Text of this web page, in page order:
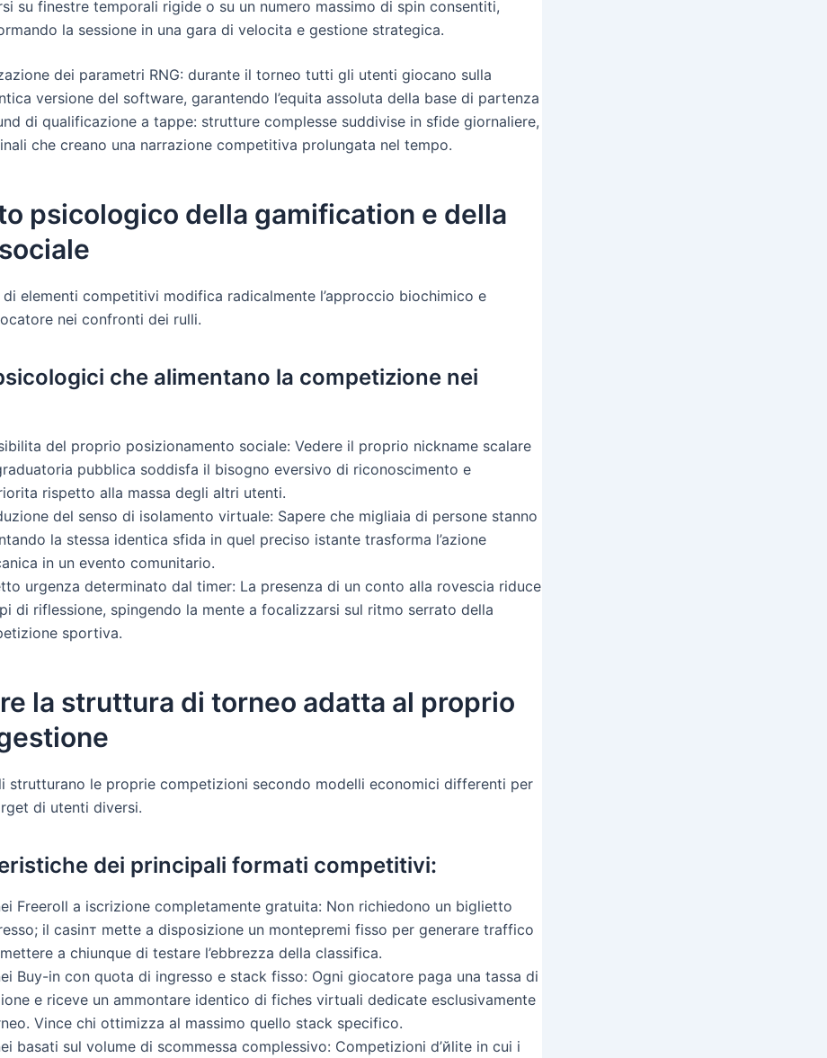
su finestre temporali rigide o su un numero massimo di spin consentiti,
la sessione in una gara di velocitа e gestione strategica.
dei parametri RNG: durante il torneo tutti gli utenti giocano sulla
versione del software, garantendo l’equitа assoluta della base di partenza
di qualificazione a tappe: strutture complesse suddivise in sfide giornaliere,
che creano una narrazione competitiva prolungata nel tempo.
psicologico della gamification e della
di elementi competitivi modifica radicalmente l’approccio biochimico e
nei confronti dei rulli.
che alimentano la competizione nei
del proprio posizionamento sociale: Vedere il proprio nickname scalare
pubblica soddisfa il bisogno eversivo di riconoscimento e
rispetto alla massa degli altri utenti.
del senso di isolamento virtuale: Sapere che migliaia di persone stanno
la stessa identica sfida in quel preciso istante trasforma l’azione
in un evento comunitario.
urgenza determinato dal timer: La presenza di un conto alla rovescia riduce
di riflessione, spingendo la mente a focalizzarsi sul ritmo serrato della
sportiva.
la struttura di torneo adatta al proprio
strutturano le proprie competizioni secondo modelli economici differenti per
di utenti diversi.
dei principali formati competitivi:
Freeroll a iscrizione completamente gratuita: Non richiedono un biglietto
il casinт mette a disposizione un montepremi fisso per generare traffico
a chiunque di testare l’ebbrezza della classifica.
Buy-in con quota di ingresso e stack fisso: Ogni giocatore paga una tassa di
e riceve un ammontare identico di fiches virtuali dedicate esclusivamente
Vince chi ottimizza al massimo quello stack specifico.
basati sul volume di scommessa complessivo: Competizioni d’йlite in cui i